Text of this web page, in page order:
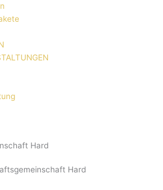
Hard
Hard